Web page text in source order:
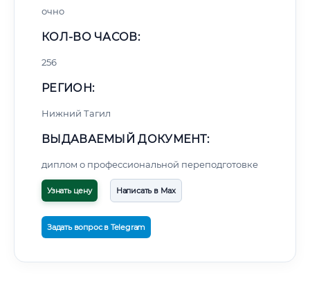
очно
КОЛ-ВО ЧАСОВ:
256
РЕГИОН:
Нижний Тагил
ВЫДАВАЕМЫЙ ДОКУМЕНТ:
диплом о профессиональной переподготовке
Узнать цену Написать в Max
Задать вопрос в Telegram